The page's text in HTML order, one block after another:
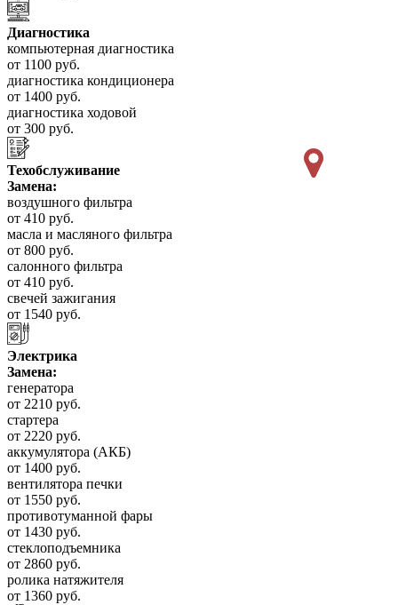
Диагностика
компьютерная диагностика
от 1100 руб.
диагностика кондиционера
от 1400 руб.
диагностика ходовой
от 300 руб.
Техобслуживание
Замена:
воздушного фильтра
от 410 руб.
масла и масляного фильтра
от 800 руб.
салонного фильтра
от 410 руб.
свечей зажигания
от 1540 руб.
Электрика
Замена:
генератора
от 2210 руб.
стартера
от 2220 руб.
аккумулятора (АКБ)
от 1400 руб.
вентилятора печки
от 1550 руб.
противотуманной фары
от 1430 руб.
стеклоподъемника
от 2860 руб.
ролика натяжителя
от 1360 руб.